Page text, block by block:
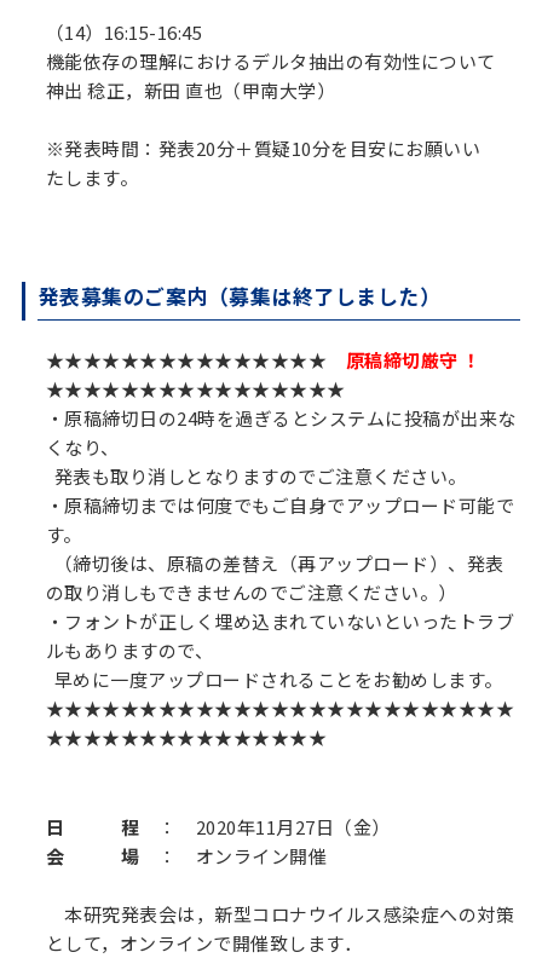
（14）16:15-16:45
機能依存の理解におけるデルタ抽出の有効性について
神出 稔正，新田 直也（甲南大学）
※発表時間：発表20分＋質疑10分を目安にお願いい
たします。
発表募集のご案内（募集は終了しました）
★★★★★★★★★★★★★★★ 原稿締切厳守 ！
★★★★★★★★★★★★★★★★
・原稿締切日の24時を過ぎるとシステムに投稿が出来な
くなり、
発表も取り消しとなりますのでご注意ください。
・原稿締切までは何度でもご自身でアップロード可能で
す。
（締切後は、原稿の差替え（再アップロード）、発表
の取り消しもできませんのでご注意ください。）
・フォントが正しく埋め込まれていないといったトラブ
ルもありますので、
早めに一度アップロードされることをお勧めします。
★★★★★★★★★★★★★★★★★★★★★★★★★
★★★★★★★★★★★★★★★
日 程 ： 2020年11月27日（金）
会 場 ： オンライン開催
本研究発表会は，新型コロナウイルス感染症への対策
として，オンラインで開催致します．